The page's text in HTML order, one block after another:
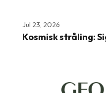
Jul 23, 2026
Kosmisk stråling: